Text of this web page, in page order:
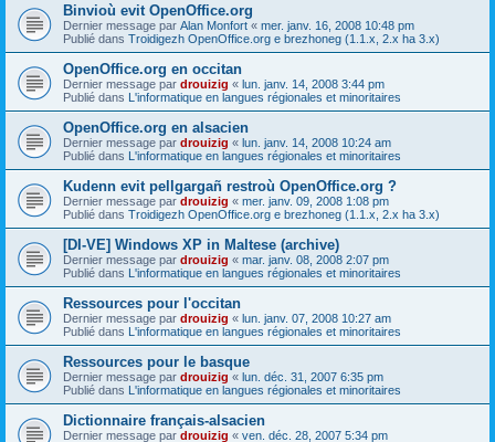
Binvioù evit OpenOffice.org
Dernier message par Alan Monfort « mer. janv. 16, 2008 10:48 pm
Publié dans Troidigezh OpenOffice.org e brezhoneg (1.1.x, 2.x ha 3.x)
OpenOffice.org en occitan
Dernier message par drouizig « lun. janv. 14, 2008 3:44 pm
Publié dans L'informatique en langues régionales et minoritaires
OpenOffice.org en alsacien
Dernier message par drouizig « lun. janv. 14, 2008 10:24 am
Publié dans L'informatique en langues régionales et minoritaires
Kudenn evit pellgargañ restroù OpenOffice.org ?
Dernier message par drouizig « mer. janv. 09, 2008 1:08 pm
Publié dans Troidigezh OpenOffice.org e brezhoneg (1.1.x, 2.x ha 3.x)
[DI-VE] Windows XP in Maltese (archive)
Dernier message par drouizig « mar. janv. 08, 2008 2:07 pm
Publié dans L'informatique en langues régionales et minoritaires
Ressources pour l'occitan
Dernier message par drouizig « lun. janv. 07, 2008 10:27 am
Publié dans L'informatique en langues régionales et minoritaires
Ressources pour le basque
Dernier message par drouizig « lun. déc. 31, 2007 6:35 pm
Publié dans L'informatique en langues régionales et minoritaires
Dictionnaire français-alsacien
Dernier message par drouizig « ven. déc. 28, 2007 5:34 pm